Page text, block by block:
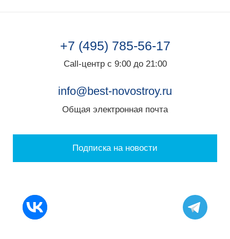
+7 (495) 785-56-17
Call-центр с 9:00 до 21:00
info@best-novostroy.ru
Общая электронная почта
Подписка на новости